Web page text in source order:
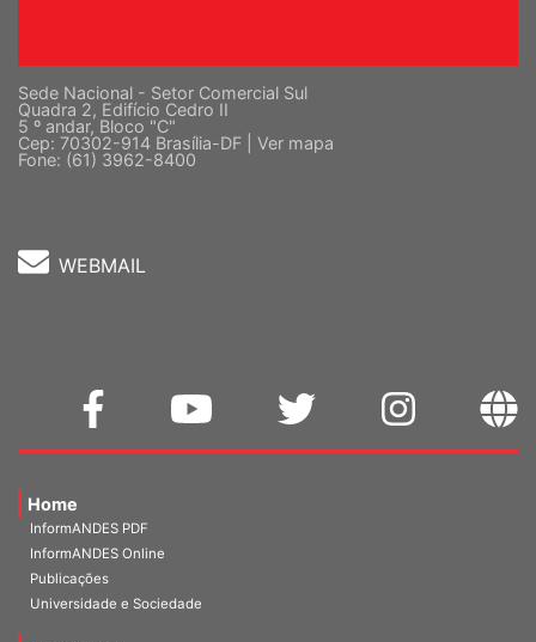
Quadra 2, Edifício Cedro II
5 º andar, Bloco "C"
Cep: 70302-914 Brasília-DF |
Fone: (61) 3962-8400
InformANDES PDF
InformANDES Online
Publicações
Universidade e Sociedade